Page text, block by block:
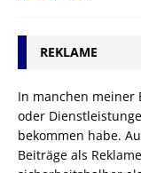
REKLAME
In manchen meiner
oder
bekommen habe.
Beiträge als